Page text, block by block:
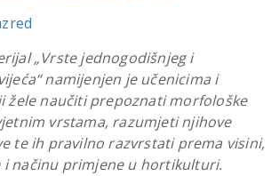
„Vrste jednogodišnjeg i
namijenjen je učenicima i
žele naučiti prepoznati morfološke
vrstama, razumjeti njihove
te ih pravilno razvrstati prema visini,
i načinu primjene u hortikulturi.